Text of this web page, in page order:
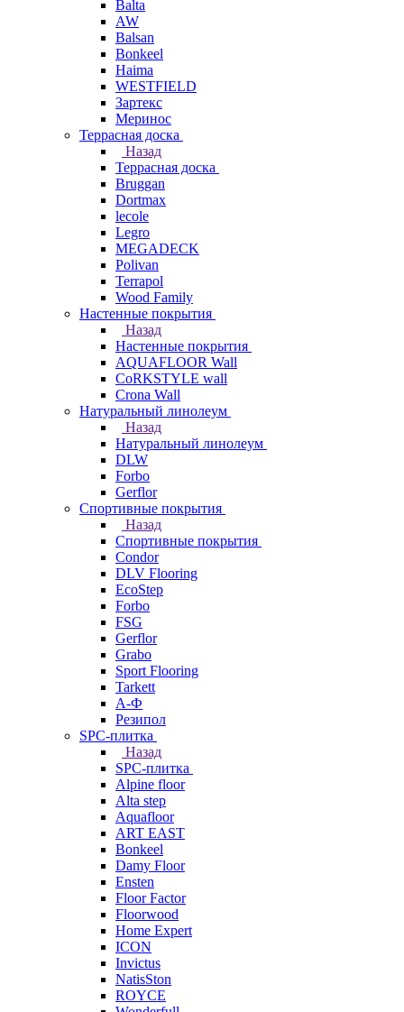
Balta
AW
Balsan
Bonkeel
Haima
WESTFIELD
Зартекс
Меринос
Террасная доска
Назад
Террасная доска
Bruggan
Dortmax
lecole
Legro
MEGADECK
Polivan
Terrapol
Wood Family
Настенные покрытия
Назад
Настенные покрытия
AQUAFLOOR Wall
CoRKSTYLE wall
Crona Wall
Натуральный линолеум
Назад
Натуральный линолеум
DLW
Forbo
Gerflor
Спортивные покрытия
Назад
Спортивные покрытия
Condor
DLV Flooring
EcoStep
Forbo
FSG
Gerflor
Grabo
Sport Flooring
Tarkett
А-Ф
Резипол
SPC-плитка
Назад
SPC-плитка
Alpine floor
Alta step
Aquafloor
ART EAST
Bonkeel
Damy Floor
Ensten
Floor Factor
Floorwood
Home Expert
ICON
Invictus
NatisSton
ROYCE